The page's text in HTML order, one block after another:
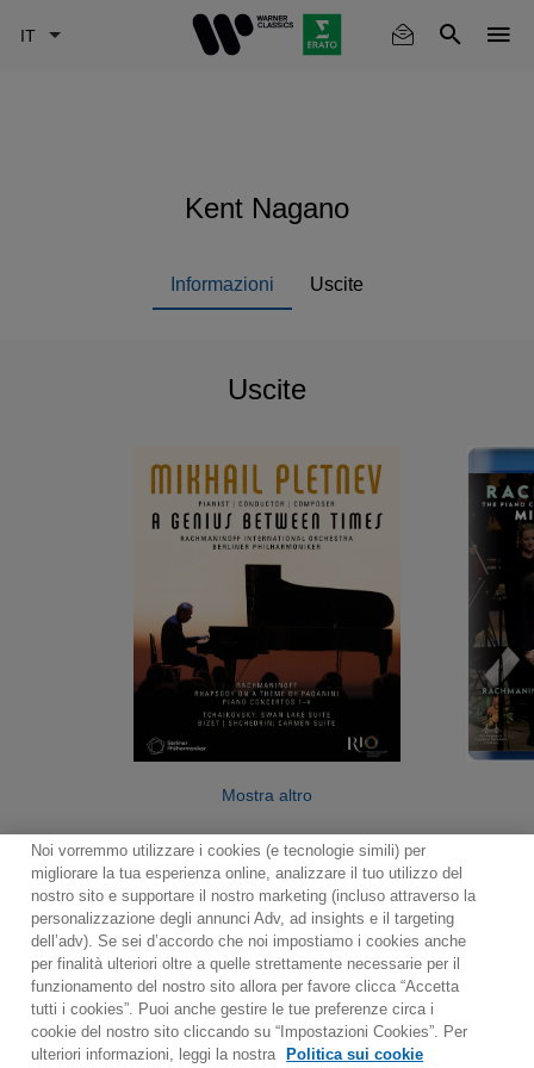
Kent Nagano
Informazioni Uscite
Uscite
Mostra altro
Contact Notiziario
Politica sui cookie
Impostazioni dei cookie
Would you prefer to visit our website in English?
Noi vorremmo utilizzare i cookies (e tecnologie simili) per
migliorare la tua esperienza online, analizzare il tuo utilizzo del
nostro sito e supportare il nostro marketing (incluso attraverso la
personalizzazione degli annunci Adv, ad insights e il targeting
dell’adv). Se sei d’accordo che noi impostiamo i cookies anche
per finalità ulteriori oltre a quelle strettamente necessarie per il
funzionamento del nostro sito allora per favore clicca “Accetta
tutti i cookies”. Puoi anche gestire le tue preferenze circa i
cookie del nostro sito cliccando su “Impostazioni Cookies”. Per
ulteriori informazioni, leggi la nostra
Politica sui cookie